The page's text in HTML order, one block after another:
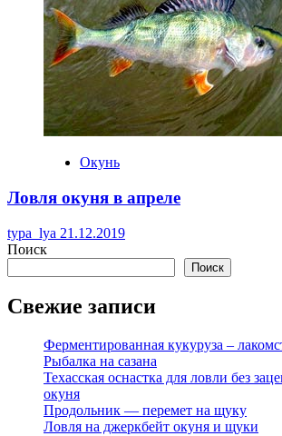
Окунь
Ловля окуня в апреле
typa_lya 21.12.2019
Поиск
Поиск
Свежие записи
Ферментированная кукуруза –
Рыбалка на сазана
Техасская оснастка для ловли без
окуня
Продольник — перемет на щуку
Ловля на джеркбейт окуня и щуки